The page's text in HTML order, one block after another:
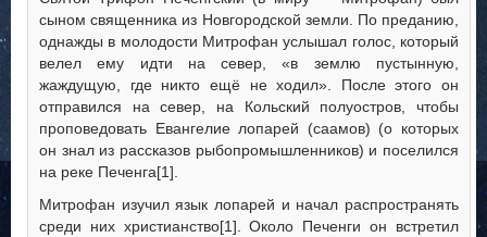
сыном священника из Новгородской земли. По преданию,
однажды в молодости Митрофан услышал голос, который
велел ему идти на север, «в землю пустынную,
жаждущую, где никто ещё не ходил». После этого он
отправился на север, на Кольский полуостров, чтобы
проповедовать Евангелие лопарей (саамов) (о которых
он знал из рассказов рыбопромышленников) и поселился
на реке Печенга[1].
Митрофан изучил язык лопарей и начал распространять
среди них христианство[1]. Около Печенги он встретил